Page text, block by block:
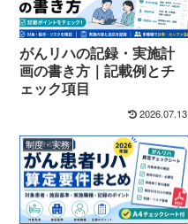
がんリハの記録・実施計
画の書き方｜記載例とチ
ェック項目
2026.07.13
制度・実務